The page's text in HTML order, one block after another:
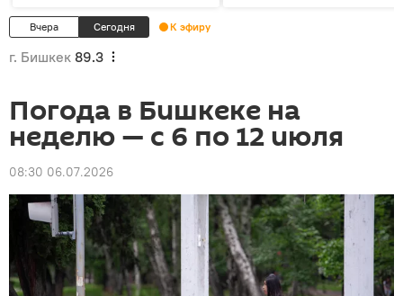
Вчера Сегодня К эфиру
г. Бишкек 89.3
Погода в Бишкеке на
неделю — с 6 по 12 июля
08:30 06.07.2026